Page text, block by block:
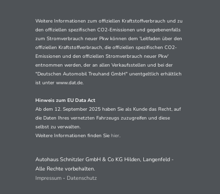
Weitere Informationen zum offiziellen Kraftstoffverbrauch und zu
den offiziellen spezifischen CO2-Emissionen und gegebenenfalls
zum Stromverbrauch neuer Pkw können dem 'Leitfaden über den
offiziellen Kraftstoffverbrauch, die offiziellen spezifischen CO2-
Emissionen und den offiziellen Stromverbrauch neuer Pkw'
entnommen werden, der an allen Verkaufsstellen und bei der
"Deutschen Automobil Treuhand GmbH" unentgeltlich erhältlich
ist unter www.dat.de.
Hinweis zum EU Data Act
Ab dem 12. September 2025 haben Sie als Kunde das Recht, auf
die Daten Ihres vernetzten Fahrzeugs zuzugreifen und diese
selbst zu verwalten.
Weitere Informationen finden Sie hier.
Autohaus Schnitzler GmbH & Co KG Hilden, Langenfeld -
Alle Rechte vorbehalten.
Impressum- Datenschutz